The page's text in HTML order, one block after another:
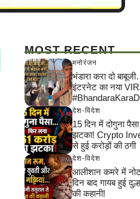
MOST RECENT
मनोरंजन
भंडारा करा दो
इंटरनेट का नया
देश-विदेश
15 दिन में दोगुना
झटका! Crypto
से हुई करोड़ों की ठगी
देश-विदेश
आलीशान कमरे में
दिन बाद गायब हुई
की कहानी!